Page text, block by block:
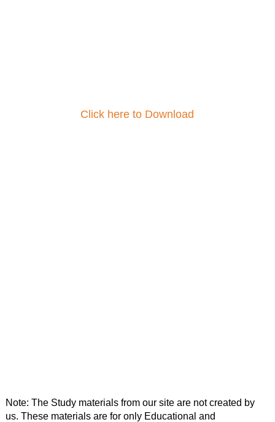
Click here to Download
Note: The Study materials from our site are not created by
us. These materials are for only Educational and